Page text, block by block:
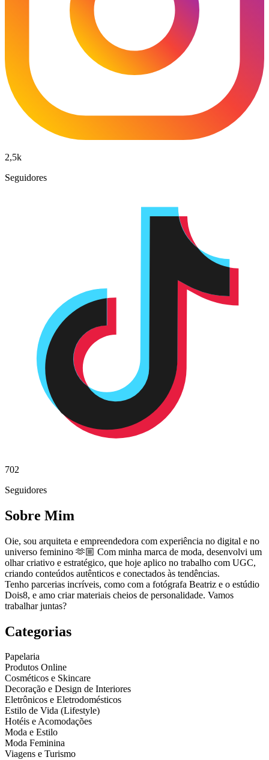
2,5k
Seguidores
702
Seguidores
Sobre Mim
Oie, sou arquiteta e empreendedora com experiência no digital e no
universo feminino 🫶🏼 Com minha marca de moda, desenvolvi um
olhar criativo e estratégico, que hoje aplico no trabalho com UGC,
criando conteúdos autênticos e conectados às tendências.
Tenho parcerias incríveis, como com a fotógrafa Beatriz e o estúdio
Dois8, e amo criar materiais cheios de personalidade. Vamos
trabalhar juntas?
Categorias
Papelaria
Produtos Online
Cosméticos e Skincare
Decoração e Design de Interiores
Eletrônicos e Eletrodomésticos
Estilo de Vida (Lifestyle)
Hotéis e Acomodações
Moda e Estilo
Moda Feminina
Viagens e Turismo